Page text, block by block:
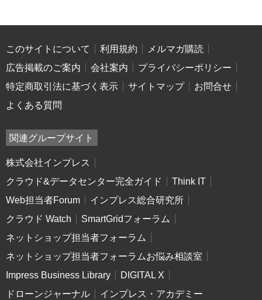
このサイトについて 利用規約
メルマガ購読
広告掲載のご案内
会社案内
プライバシーポリシー
特定商取引法に基づく表示
サイトマップ
お問合せ
よくある質問
関連グループサイト
株式会社インプレス
クラウド&データセンター完全ガイド
Think IT
Web担当者Forum
インプレス総合研究所
クラウド Watch
SmartGridフォーラム
ネットショップ担当者フォーラム
ネットショップ担当者フォーラムお悩み相談室
Impress Business Library
DIGITAL X
ドローンジャーナル
インプレス・アカデミー